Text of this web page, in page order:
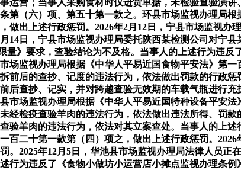
运营；当事人采购食材时仅进货单据，未检验查验演
第（六）项、第五十第一款之。环县市场监视办理局
做出上述行政惩罚。2026年2月12日，宁县市场监视
14日，宁县市场监视办理局委托陕西某检测公司对宁
量》要求，查验结论为不及格。当事人的上述行为违
场监视办理局根据《中华人平易近国食物平安法》第
前后的查抄、记度的违法行为，依法做出罚款的行政
后查抄、记实，并对跨越查验无效期的车载气瓶进行
市场监视办理局根据《中华人平易近国特种设备平安
经检疫查验羊肉的违法行为，依法做出违法所得、罚
验羊肉的违法行为，依法对其立案查处。当事人的上
百二十第一款第（四）项之，做出上述行政惩罚。
。2025年12月5日，华池县市场监视办理局法律人员
行为违反了《食物小做坊小运营店小摊点监视办理条